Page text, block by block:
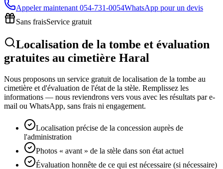
Appeler maintenant 054-731-0054WhatsApp pour un devis
Sans fraisService gratuit
Localisation de la tombe et évaluation
gratuites au cimetière Haral
Nous proposons un service gratuit de localisation de la tombe au
cimetière et d'évaluation de l'état de la stèle. Remplissez les
informations — nous reviendrons vers vous avec les résultats par e-
mail ou WhatsApp, sans frais ni engagement.
Localisation précise de la concession auprès de
l'administration
Photos « avant » de la stèle dans son état actuel
Évaluation honnête de ce qui est nécessaire (si nécessaire)